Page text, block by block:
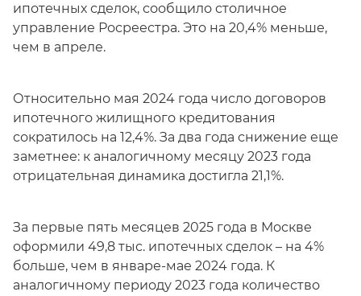
ипотечных сделок, сообщило столичное
управление Росреестра. Это на 20,4% меньше,
чем в апреле.
Относительно мая 2024 года число договоров
ипотечного жилищного кредитования
сократилось на 12,4%. За два года снижение еще
заметнее: к аналогичному месяцу 2023 года
отрицательная динамика достигла 21,1%.
За первые пять месяцев 2025 года в Москве
оформили 49,8 тыс. ипотечных сделок – на 4%
больше, чем в январе-мае 2024 года. К
аналогичному периоду 2023 года количество